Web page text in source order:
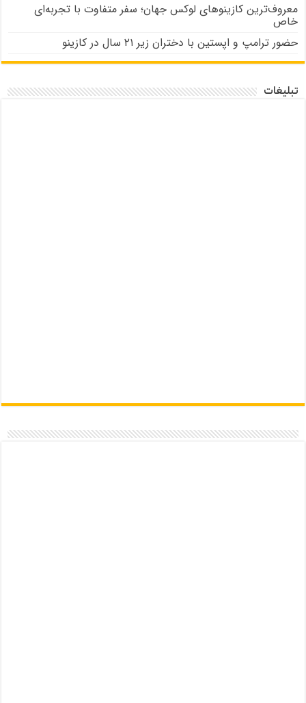
معروف‌ترین کازینوهای لوکس جهان؛ سفر متفاوت با تجربه‌ای
خاص
حضور ترامپ و اپستین با دختران زیر ۲۱ سال در کازینو
تبلیغات